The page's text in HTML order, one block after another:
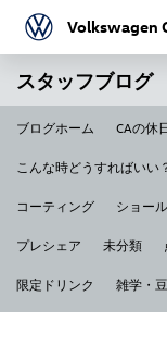
Volkswagen
スタッフブログ
ブログホーム CAの休
こんな時どうすればいい
コーティング ショー
プレシェア 未分類
限定ドリンク 雑学・